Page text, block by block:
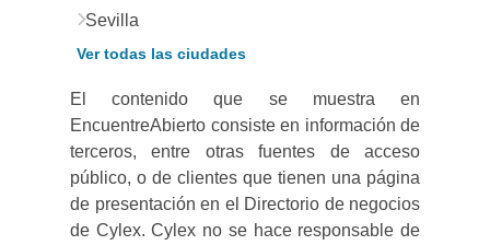
Sevilla
Ver todas las ciudades
El contenido que se muestra en
EncuentreAbierto consiste en información de
terceros, entre otras fuentes de acceso
público, o de clientes que tienen una página
de presentación en el Directorio de negocios
de Cylex. Cylex no se hace responsable de